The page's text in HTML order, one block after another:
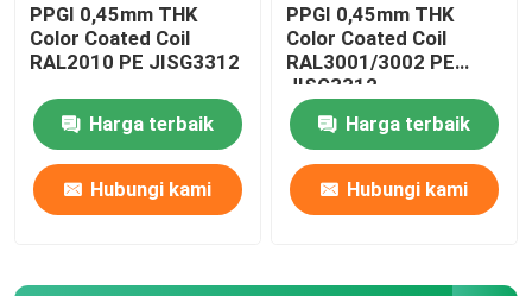
Kumparan baja karbon
Pipa Baja Karbon
sudut baja tahan karat
Bilah Datar Baja Tahan Karat
PPGI 0,45mm THK
Color Coated Coil
RAL2010 PE JISG3312
Harga terbaik
Hubungi kami
PPGI 0,45mm THK
Color Coated Coil
RAL3001/3002 PE
JISG3312
Harga terbaik
Hubungi kami